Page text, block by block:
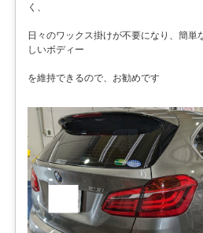
く、
日々のワックス掛けが不要になり、簡単
しいボディー
を維持できるので、お勧めです